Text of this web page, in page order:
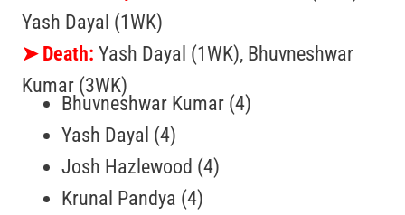
Yash Dayal (1WK)
➤ Death: Yash Dayal (1WK), Bhuvneshwar
Kumar (3WK)
Bhuvneshwar Kumar (4)
Yash Dayal (4)
Josh Hazlewood (4)
Krunal Pandya (4)